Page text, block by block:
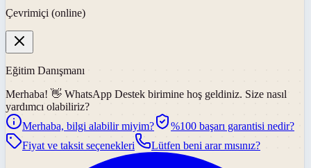
Çevrimiçi (online)
Eğitim Danışmanı
Merhaba! 👋 WhatsApp Destek birimine hoş geldiniz. Size nasıl
yardımcı olabiliriz?
Merhaba, bilgi alabilir miyim?
%100 başarı garantisi nedir?
Fiyat ve taksit seçenekleri
Lütfen beni arar mısınız?